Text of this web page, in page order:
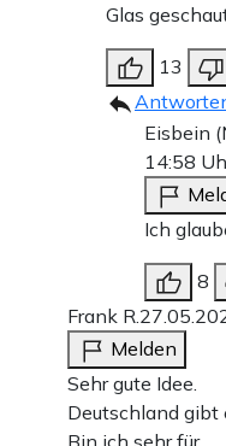
Glas
13
Eisbein
14:58
Ich
8
Frank R.
Melden
Sehr gute Idee.
Deutschland gibt